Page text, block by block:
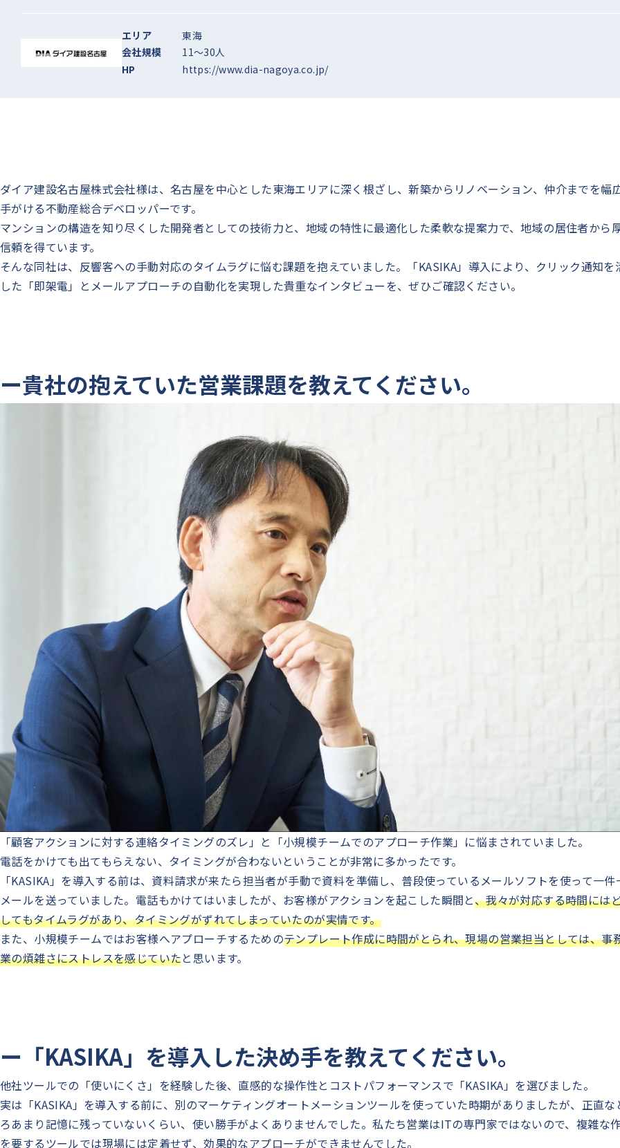
エリア
東海
会社規模
11〜30人
HP
https://www.dia-nagoya.co.jp/
ダイア建設名古屋株式会社様は、名古屋を中心とした東海エリアに深く根ざし、新築からリノベーション、仲介までを幅
手がける不動産総合デベロッパーです。
マンションの構造を知り尽くした開発者としての技術力と、地域の特性に最適化した柔軟な提案力で、地域の居住者から
信頼を得ています。
そんな同社は、反響客への手動対応のタイムラグに悩む課題を抱えていました。「KASIKA」導入により、クリック通知を
した「即架電」とメールアプローチの自動化を実現した貴重なインタビューを、ぜひご確認ください。
ー貴社の抱えていた営業課題を教えてください。
「顧客アクションに対する連絡タイミングのズレ」と「小規模チームでのアプローチ作業」に悩まされていました。
電話をかけても出てもらえない、タイミングが合わないということが非常に多かったです。
「KASIKA」を導入する前は、資料請求が来たら担当者が手動で資料を準備し、普段使っているメールソフトを使って一件
メールを送っていました。電話もかけてはいましたが、お客様がアクションを起こした瞬間と、我々が対応する時間には
してもタイムラグがあり、タイミングがずれてしまっていたのが実情です。
また、小規模チームではお客様へアプローチするためのテンプレート作成に時間がとられ、現場の営業担当としては、事
業の煩雑さにストレスを感じていたと思います。
ー「KASIKA」を導入した決め手を教えてください。
他社ツールでの「使いにくさ」を経験した後、直感的な操作性とコストパフォーマンスで「KASIKA」を選びました。
実は「KASIKA」を導入する前に、別のマーケティングオートメーションツールを使っていた時期がありましたが、正直な
ろあまり記憶に残っていないくらい、使い勝手がよくありませんでした。私たち営業はITの専門家ではないので、複雑な
を要するツールでは現場には定着せず、効果的なアプローチができませんでした。